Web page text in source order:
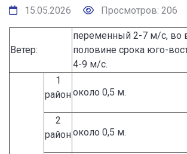
15.05.2026 Просмотров: 206
Ветер:
переменный 2-7 м/с, во
половине срока юго-
4-9 м/с.
1
районоколо 0,5 м.
2
районоколо 0,5 м.